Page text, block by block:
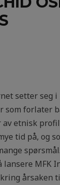
setter seg
forlater
etnisk
tid på, og
MFK
årsaken